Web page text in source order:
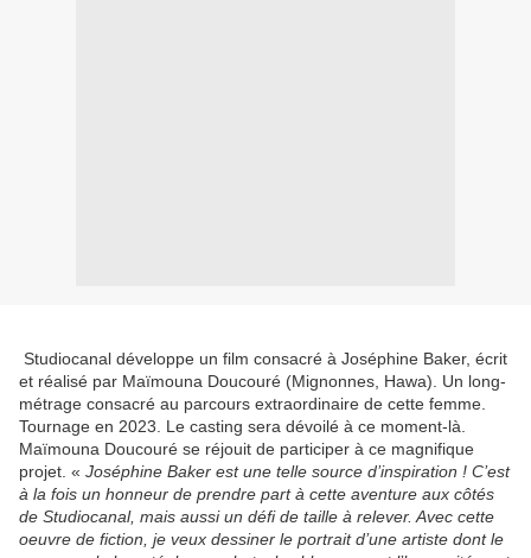
Studiocanal développe un film consacré à Joséphine Baker, écrit
et réalisé par Maïmouna Doucouré (Mignonnes, Hawa). Un long-
métrage consacré au parcours extraordinaire de cette femme.
Tournage en 2023. Le casting sera dévoilé à ce moment-là.
Maïmouna Doucouré se réjouit de participer à ce magnifique
projet. « Joséphine Baker est une telle source d’inspiration ! C’est
à la fois un honneur de prendre part à cette aventure aux côtés
de Studiocanal, mais aussi un défi de taille à relever. Avec cette
oeuvre de fiction, je veux dessiner le portrait d’une artiste dont le